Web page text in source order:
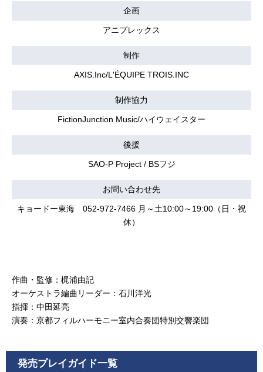
企画
アニプレックス
制作
AXIS.Inc/L'ÉQUIPE TROIS.INC
制作協力
FictionJunction Music/ハイウェイスター
後援
SAO-P Project / BSフジ
お問い合わせ先
キョードー東海 052-972-7466 月～土10:00～19:00（日・祝
休）
作曲・監修：梶浦由記
オーケストラ編曲リーダー：石川洋光
指揮：中田延亮
演奏：京都フィルハーモニー室内合奏団特別交響楽団
発売プレイガイド一覧